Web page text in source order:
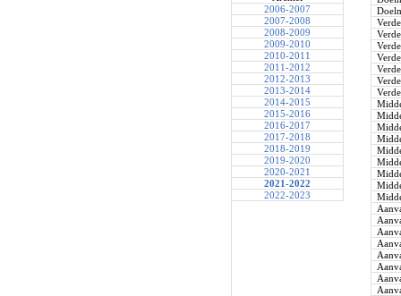
2006-2007
2007-2008
2008-2009
2009-2010
2010-2011
2011-2012
2012-2013
2013-2014
2014-2015
2015-2016
2016-2017
2017-2018
2018-2019
2019-2020
2020-2021
2021-2022
2022-2023